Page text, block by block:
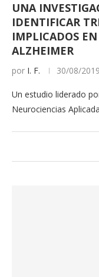
UNA
IDENTIFICAR
IMPLICADOS
ALZHEIMER
por I. F. 30/08/2019
Un estudio liderado
Neurociencias